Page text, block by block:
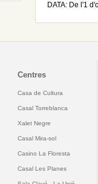
DATA: De l'1
Centres
Casa de Cultura
Casal Torreblanca
Xalet Negre
Casal Mira-sol
Casino La Floresta
Casal Les Planes